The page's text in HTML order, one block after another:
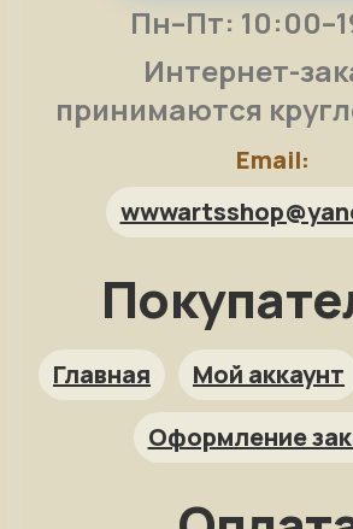
Пн–Пт:
Интернет-
принимаются
Email:
Главная Мой аккаунт
Оформление
Арт-помощница
ArtsShop.ru